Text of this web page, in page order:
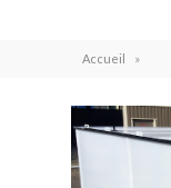
Accueil »